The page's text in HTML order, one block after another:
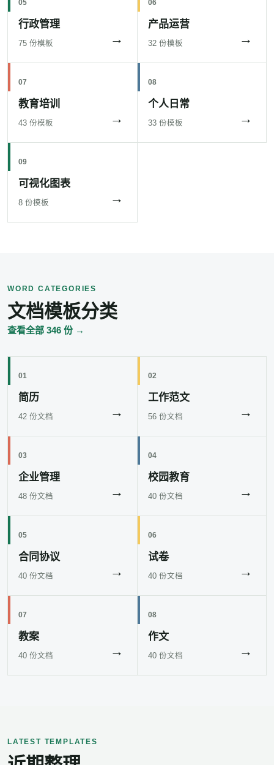
05
行政管理
75 份模板 →
06
产品运营
32 份模板 →
07
教育培训
43 份模板 →
08
个人日常
33 份模板 →
09
可视化图表
8 份模板 →
WORD CATEGORIES
文档模板分类
查看全部 346 份 →
01
简历
42 份文档 →
02
工作范文
56 份文档 →
03
企业管理
48 份文档 →
04
校园教育
40 份文档 →
05
合同协议
40 份文档 →
06
试卷
40 份文档 →
07
教案
40 份文档 →
08
作文
40 份文档 →
LATEST TEMPLATES